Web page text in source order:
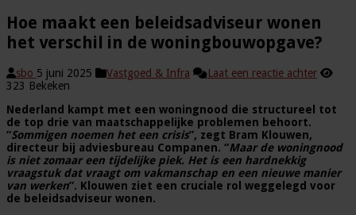
Hoe maakt een beleidsadviseur wonen
het verschil in de woningbouwopgave?
sbo 5 juni 2025 Vastgoed & Infra
Laat een reactie achter
323 Bekeken
Nederland kampt met een woningnood die structureel tot
de top drie van maatschappelijke problemen behoort.
“Sommigen noemen het een crisis”, zegt Bram Klouwen,
directeur bij adviesbureau Companen. “Maar de woningnood
is niet zomaar een tijdelijke piek. Het is een hardnekkig
vraagstuk dat vraagt om vakmanschap en een nieuwe manier
van werken”. Klouwen ziet een cruciale rol weggelegd voor
de beleidsadviseur wonen.